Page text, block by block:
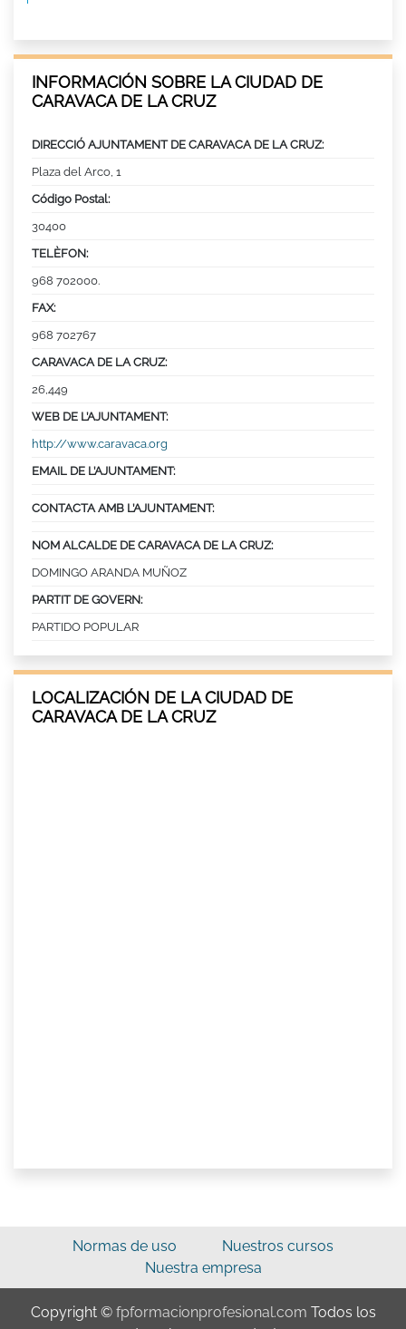
INFORMACIÓN SOBRE LA CIUDAD DE
CARAVACA DE LA CRUZ
DIRECCIÓ AJUNTAMENT DE CARAVACA DE LA CRUZ:
Plaza del Arco, 1
Código Postal:
30400
TELÈFON:
968 702000.
FAX:
968 702767
CARAVACA DE LA CRUZ:
26,449
WEB DE L’AJUNTAMENT:
http://www.caravaca.org
EMAIL DE L’AJUNTAMENT:
CONTACTA AMB L’AJUNTAMENT:
NOM ALCALDE DE CARAVACA DE LA CRUZ:
DOMINGO ARANDA MUÑOZ
PARTIT DE GOVERN:
PARTIDO POPULAR
LOCALIZACIÓN DE LA CIUDAD DE
CARAVACA DE LA CRUZ
Normas de uso
Nuestros cursos
Nuestra empresa
Copyright © fpformacionprofesional.com Todos los